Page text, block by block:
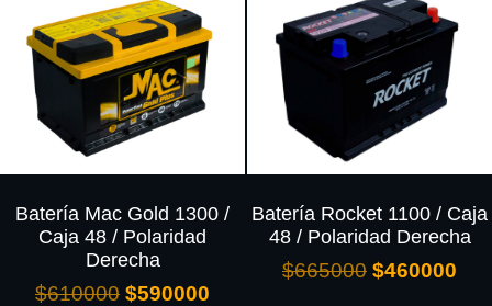
Batería Mac Gold 1300 /
Caja 48 / Polaridad
Derecha
$610000 $590000
Batería Rocket 1100 / Caja
48 / Polaridad Derecha
$665000 $460000